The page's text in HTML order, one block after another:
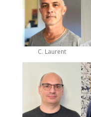
C. Laurent